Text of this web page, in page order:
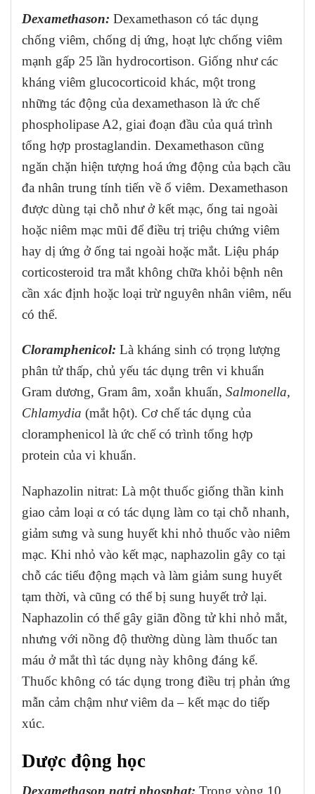
Dexamethason: Dexamethason có tác dụng
chống viêm, chống dị ứng, hoạt lực chống viêm
mạnh gấp 25 lần hydrocortison. Giống như các
kháng viêm glucocorticoid khác, một trong
những tác động của dexamethason là ức chế
phospholipase A2, giai đoạn đầu của quá trình
tổng hợp prostaglandin. Dexamethason cũng
ngăn chặn hiện tượng hoá ứng động của bạch cầu
đa nhân trung tính tiến về ổ viêm. Dexamethason
được dùng tại chỗ như ở kết mạc, ống tai ngoài
hoặc niêm mạc mũi để điều trị triệu chứng viêm
hay dị ứng ở ống tai ngoài hoặc mắt. Liệu pháp
corticosteroid tra mắt không chữa khỏi bệnh nên
cần xác định hoặc loại trừ nguyên nhân viêm, nếu
có thể.
Cloramphenicol: Là kháng sinh có trọng lượng
phân tử thấp, chủ yếu tác dụng trên vi khuẩn
Gram dương, Gram âm, xoắn khuẩn, Salmonella,
Chlamydia (mắt hột). Cơ chế tác dụng của
cloramphenicol là ức chế có trình tổng hợp
protein của vi khuẩn.
Naphazolin nitrat: Là một thuốc giống thần kinh
giao cảm loại α có tác dụng làm co tại chỗ nhanh,
giảm sưng và sung huyết khi nhỏ thuốc vào niêm
mạc. Khi nhỏ vào kết mạc, naphazolin gây co tại
chỗ các tiểu động mạch và làm giảm sung huyết
tạm thời, và cũng có thể bị sung huyết trở lại.
Naphazolin có thể gây giãn đồng tử khi nhỏ mắt,
nhưng với nồng độ thường dùng làm thuốc tan
máu ở mắt thì tác dụng này không đáng kể.
Thuốc không có tác dụng trong điều trị phản ứng
mẫn cảm chậm như viêm da – kết mạc do tiếp
xúc.
Dược động học
Dexamethason natri phosphat: Trong vòng 10